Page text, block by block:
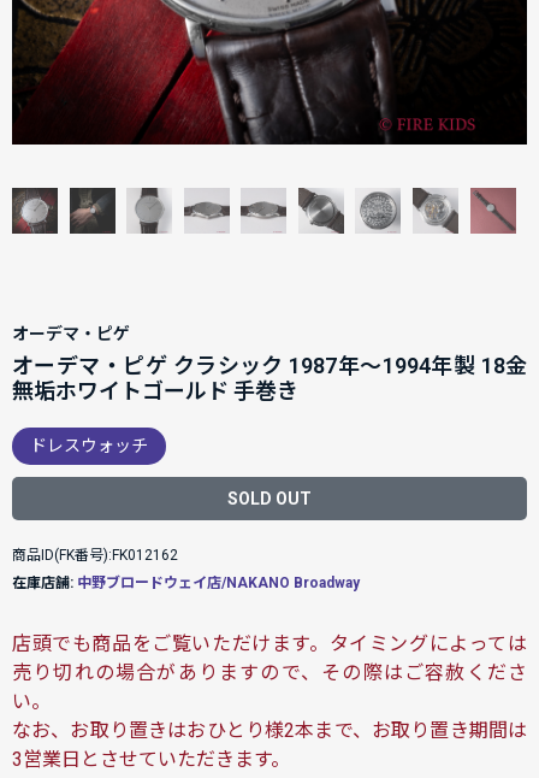
オーデマ・ピゲ
オーデマ・ピゲ クラシック 1987年～1994年製 18金
無垢ホワイトゴールド 手巻き
ドレスウォッチ
SOLD OUT
商品ID(FK番号):FK012162
在庫店舗: 中野ブロードウェイ店/NAKANO Broadway
店頭でも商品をご覧いただけます。タイミングによっては
売り切れの場合がありますので、その際はご容赦くださ
い。
なお、お取り置きはおひとり様2本まで、お取り置き期間は
3営業日とさせていただきます。